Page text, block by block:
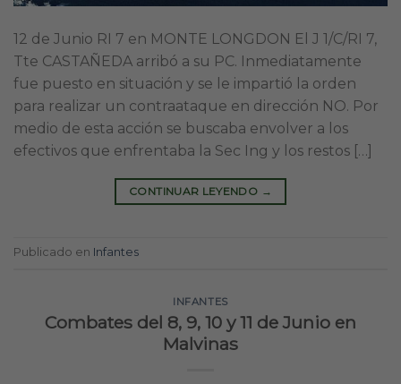
12 de Junio RI 7 en MONTE LONGDON El J 1/C/RI 7,
Tte CASTAÑEDA arribó a su PC. Inmediatamente
fue puesto en situación y se le impartió la orden
para realizar un contraataque en dirección NO. Por
medio de esta acción se buscaba envolver a los
efectivos que enfrentaba la Sec Ing y los restos […]
CONTINUAR LEYENDO →
Publicado en Infantes
INFANTES
Combates del 8, 9, 10 y 11 de Junio en
Malvinas